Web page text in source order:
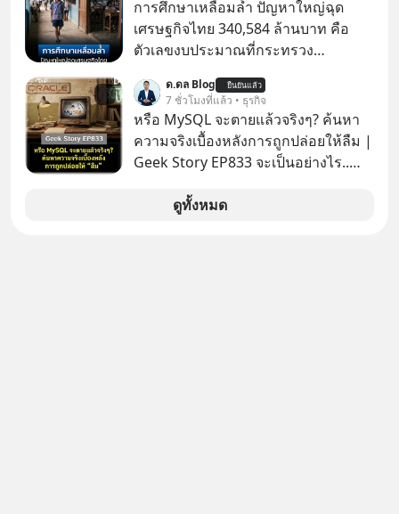
การศึกษาเหลื่อมล้ำ ปัญหาใหญ่ฉุด
เศรษฐกิจไทย 340,584 ล้านบาท คือ
ตัวเลขงบประมาณที่กระทรวง
รายจ่ายประจำปี 2568 ซึ่งมากที่สุดเป็น
อันดับ 2 รองจากกระทรวงการคลัง
ด.ดล Blog ยืนยันแล้ว
7 ชั่วโมงที่แล้ว • ธุรกิจ
หรือ MySQL จะตายแล้วจริงๆ? ค้นหา
ความจริงเบื้องหลังการถูกปล่อยให้ลืม |
Geek Story EP833 จะเป็นอย่างไร..
กว่าครึ่งโลก ถูกมหาเศรษฐีคู่แข่งทุ่มเงิน
ดูทั้งหมด